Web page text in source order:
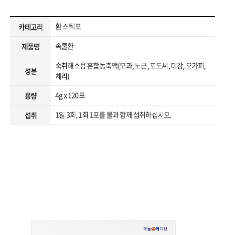
카테고리
환 스틱포
제품명
속쿨환
성분
숙취해소용 혼합농축액(모과, 노근, 포도씨, 미강, 오가피,
체리)
용량
4g x 120포
섭취
1일 3회, 1회 1포를 물과 함께 섭취하십시오.